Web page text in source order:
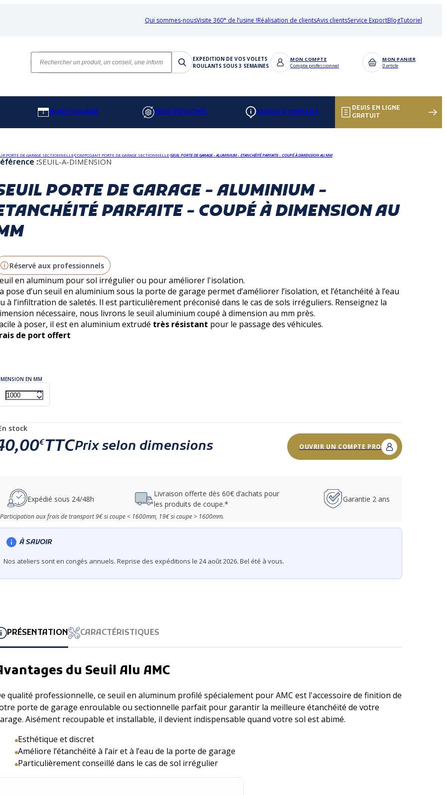
Qui sommes-nousVisite 360° de l’usine !Réalisation de clientsAvis clientsService ExportBlogTutoriel
EXPEDITION DE VOS VOLETS
ROULANTS SOUS 3 SEMAINES
MON COMPTE
Compte professionnel
MON PANIER
0 article
MOUSTIQUAIRE PIÈCE DÉTACHÉE GUIDES & CONSEILS
DEVIS EN LIGNE
GRATUIT
PORTE DE GARAGE SECTIONNELLECOMPOSANT PORTE DE GARAGE SECTIONNELLE SEUIL PORTE DE GARAGE - ALUMINIUM - ETANCHÉITÉ PARFAITE - COUPÉ À DIMENSION AU MM
:SEUIL-A-DIMENSION
PORTE DE GARAGE - ALUMINIUM -
PARFAITE - COUPÉ À DIMENSION AU
Réservé aux professionnels
en aluminum pour sol irrégulier ou pour améliorer l'isolation.
pose d’un seuil en aluminium sous la porte de garage permet d’améliorer l’isolation, et l’étanchéité à l’eau
à l’infiltration de saletés. Il est particulièrement préconisé dans le cas de sols irréguliers. Renseignez la
nécessaire, nous livrons le seuil aluminium coupé à dimension au mm près.
à poser, il est en aluminium extrudé très résistant pour le passage des véhicules.
de port offert
EN MM
stock
€TTCPrix selon dimensions OUVRIR UN COMPTE PRO
Expédié sous 24/48h
Livraison offerte dès 60€ d’achats pour
les produits de coupe.*
Garantie 2 ans
aux frais de transport 9€ si coupe < 1600mm, 19€ si coupe > 1600mm.
À SAVOIR
Nos ateliers sont en congés annuels. Reprise des expéditions le 24 août 2026. Bel été à vous.
PRÉSENTATION CARACTÉRISTIQUES
du Seuil Alu AMC
qualité professionnelle, ce seuil en aluminum profilé spécialement pour AMC est l'accessoire de finition de
porte de garage enroulable ou sectionnelle parfait pour garantir la meilleure étanchéïté de votre
Aisément recoupable et installable, il devient indispensable quand votre sol est abimé.
Esthétique et discret
Améliore l’étanchéité à l’air et à l’eau de la porte de garage
Particulièrement conseillé dans le cas de sol irrégulier